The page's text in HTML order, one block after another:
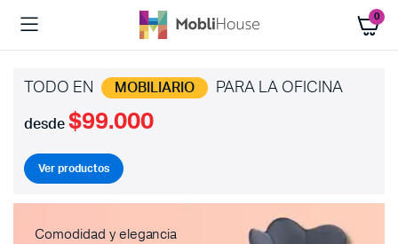
0
TODO EN MOBILIARIO PARA LA OFICINA
desde $99.000
Ver productos
Comodidad y elegancia